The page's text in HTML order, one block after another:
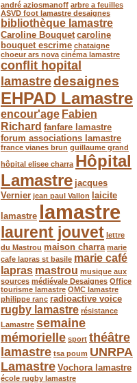
andré aziosmanoff arbre a feuilles
ASVD foot lamastre desaignes
bibliothèque lamastre
Caroline Bouquet caroline
bouquet escrime chataigne
choeur ars nova cinéma lamastre
conflit hopital
lamastredesaignes
EHPAD Lamastre
encour'age Fabien
Richard fanfare lamastre
forum associations lamastre
france vianes brun guillaume grand
hôpital elisee charra Hôpital
Lamastre jacques
Vernier jean paul Vallon
laicite
lamastre lamastre
laurent jouvet lettre
du Mastrou maison charra marie
cafe lapras st basile marie café
lapras mastrou musique aux
sources médiévale Desaignes Office
tourisme lamastre OMC lamastre
philippe ranc radioactive voice
rugby lamastre résistance
Lamastre semaine
mémorielle sport théâtre
lamastre tsa poum UNRPA
Lamastre Vochora lamastre
école rugby lamastre